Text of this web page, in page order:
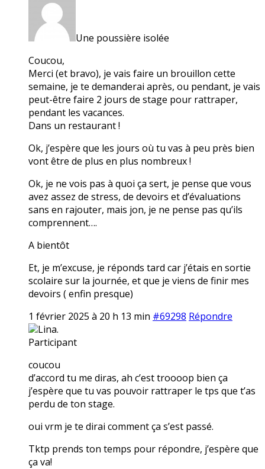
Une poussière isolée
Coucou,
Merci (et bravo), je vais faire un brouillon cette
semaine, je te demanderai après, ou pendant, je vais
peut-être faire 2 jours de stage pour rattraper,
pendant les vacances.
Dans un restaurant !
Ok, j’espère que les jours où tu vas à peu près bien
vont être de plus en plus nombreux !
Ok, je ne vois pas à quoi ça sert, je pense que vous
avez assez de stress, de devoirs et d’évaluations
sans en rajouter, mais jon, je ne pense pas qu’ils
comprennent….
A bientôt
Et, je m’excuse, je réponds tard car j’étais en sortie
scolaire sur la journée, et que je viens de finir mes
devoirs ( enfin presque)
1 février 2025 à 20 h 13 min #69298 Répondre
Lina.
Participant
coucou
d’accord tu me diras, ah c’est troooop bien ça
j’espère que tu vas pouvoir rattraper le tps que t’as
perdu de ton stage.
oui vrm je te dirai comment ça s’est passé.
Tktp prends ton temps pour répondre, j’espère que
ça va!